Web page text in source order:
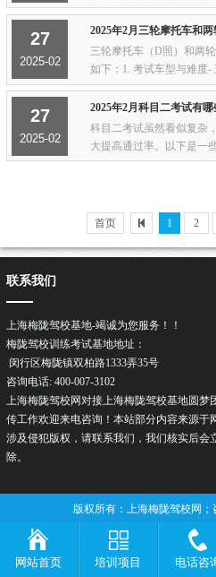
灯，以提高视野。- 查看
时，可以短暂使用远光灯
27
2025-02
2025年2月三轮摩托车和
三轮摩托车（D照）和两
如下：1. 考试车型与难度
三轮摩托车，车身较宽，
试难度相对较高，尤其是
27
2025-02
2025年2月科目二考试有
科目二考试虽然看似复杂
大提高通过率。以下是一
考试：一、倒车入库倒车
首页 1 2
联系我们
上海梅陇驾校基地-竭诚为您服务！！
梅陇驾校训练考试基地地址：
闵行区梅陇镇双柏路1333弄35号
咨询电话: 400-007-3102
上海梅陇驾校网对接上海梅陇驾校基地圆梦
传工作欢迎来电咨询！本站部分内容来源于
涉及侵犯版权，请联系我们，我们核实后会
除。
版权所有：上海梅陇驾校网；
网站首页 培训项目 电话咨